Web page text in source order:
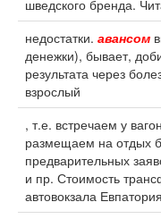
шведского бренда.
недостатки. авансом
денежки), бывает,
результата через
взрослый
, т.е. встречаем у
размещаем на отдых
предварительных
и пр. Стоимость
автовокзала